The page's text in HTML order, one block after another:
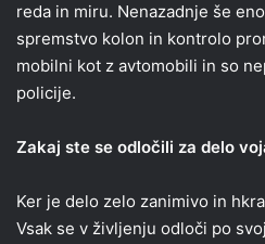
reda in miru. Nenazadnje še
spremstvo kolon in kontrolo
mobilni kot z avtomobili in so
policije.
Zakaj ste se odločili za delo
Ker je delo zelo zanimivo in
Vsak se v življenju odloči po